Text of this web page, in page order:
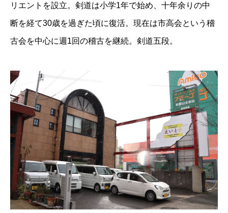
リエントを設立。剣道は小学1年で始め、十年余りの中
断を経て30歳を過ぎた頃に復活。現在は市高会という稽
古会を中心に週1回の稽古を継続。剣道五段。